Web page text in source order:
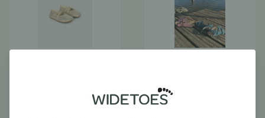
Bundgaard Tamara
Aylla Arena